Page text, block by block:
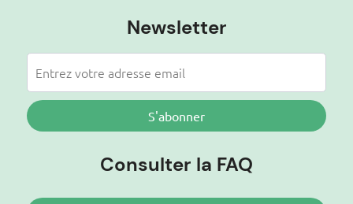
Newsletter
S'abonner
Consulter la FAQ